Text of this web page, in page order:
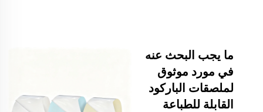
ما يجب البحث عنه
في مورد موثوق
لملصقات الباركود
القابلة للطباعة